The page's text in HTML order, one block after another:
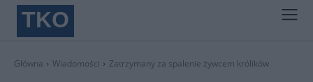
TKO
Główna Wiadomości Zatrzymany za spalenie żywcem królików